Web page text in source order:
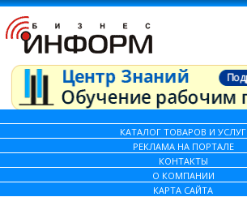
КАТАЛОГ ТОВАРОВ И УСЛУГ
РЕКЛАМА НА ПОРТАЛЕ
КОНТАКТЫ
О КОМПАНИИ
КАРТА САЙТА